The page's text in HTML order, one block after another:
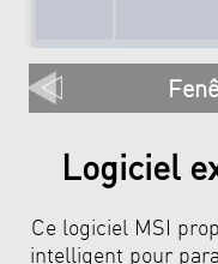
Logiciel
Ce logiciel MSI
intelligent pour